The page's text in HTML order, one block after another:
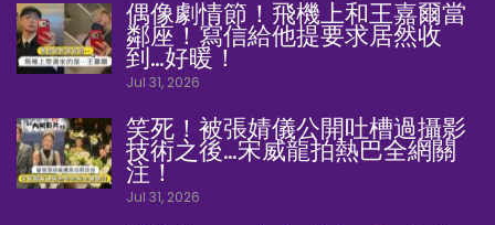
偶像劇情節！飛機上和王嘉爾當
鄰座！寫信給他提要求居然收
到…好暖！
Jul 31, 2026
笑死！被張婧儀公開吐槽過攝影
技術之後…宋威龍拍熱巴全網關
注！
Jul 31, 2026